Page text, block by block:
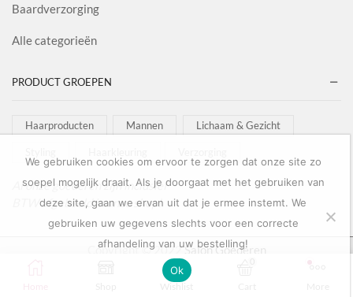
Baardverzorging
Alle categorieën
PRODUCT GROEPEN
Haarproducten Mannen Lichaam & Gezicht
Al onze goederen zijn inclusief
BTW afgebeeld in onze shop!
Copyright © 2022Salon Goederen
0
Wishlist
We gebruiken cookies om ervoor te zorgen dat onze site zo
soepel mogelijk draait. Als je doorgaat met het gebruiken van
deze site, gaan we ervan uit dat je ermee instemt. We
gebruiken uw gegevens slechts voor een correcte
afhandeling van uw bestelling!
Ok